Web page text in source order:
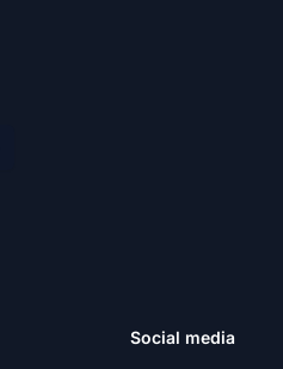
Social media